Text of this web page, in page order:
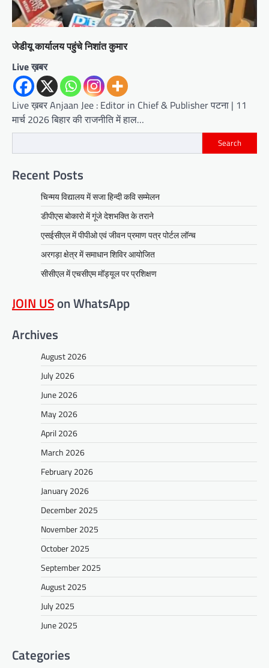
जेडीयू कार्यालय पहुंचे निशांत कुमार
Live ख़बर
Live ख़बर Anjaan Jee : Editor in Chief & Publisher पटना | 11
मार्च 2026 बिहार की राजनीति में हाल…
Search
Recent Posts
चिन्मय विद्यालय में सजा हिन्दी कवि सम्मेलन
डीपीएस बोकारो में गूंजे देशभक्ति के तराने
एसईसीएल में पीपीओ एवं जीवन प्रमाण पत्र पोर्टल लॉन्च
अरगड़ा क्षेत्र में समाधान शिविर आयोजित
सीसीएल में एचसीएम मॉड्यूल पर प्रशिक्षण
JOIN USon WhatsApp
Archives
August 2026
July 2026
June 2026
May 2026
April 2026
March 2026
February 2026
January 2026
December 2025
November 2025
October 2025
September 2025
August 2025
July 2025
June 2025
Categories